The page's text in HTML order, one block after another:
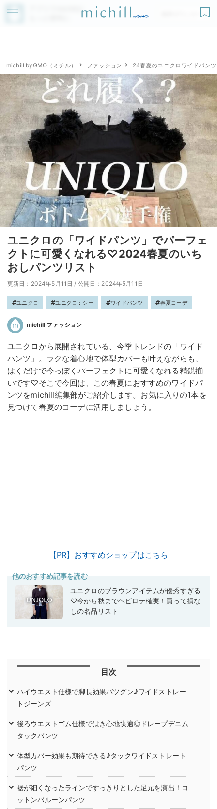
アプリでmichillが
無料ダウンロード
michill byGMO（ミチル） ファッション 24春夏のユニクロワイドパンツ
ユニクロの「ワイドパンツ」でパーフェ
クトに可愛くなれる♡2024春夏のいち
おしパンツリスト
更新日：2024年5月11日 / 公開日：2024年5月11日
ユニクロ ユニクロ：シー ワイドパンツ 春夏コーデ
michill ファッション
ユニクロから展開されている、今季トレンドの「ワイド
パンツ」。ラクな着心地で体型カバーも叶えながらも、
はくだけで今っぽくパーフェクトに可愛くなれる精鋭揃
いです♡そこで今回は、この春夏におすすめのワイドパ
ンツをmichill編集部がご紹介します。お気に入りの1本を
見つけて春夏のコーデに活用しましょう。
【PR】おすすめショップはこちら
他のおすすめ記事を読む
ユニクロのブラウンアイテムが優秀すぎる
♡今から秋までヘビロテ確実！買って損な
しの名品リスト
目次
ハイウエスト仕様で脚長効果バツグン♪ワイドストレー
トジーンズ
後ろウエストゴム仕様ではき心地快適◎ドレープデニム
タックパンツ
体型カバー効果も期待できる♪タックワイドストレート
パンツ
裾が細くなったラインですっきりとした足元を演出！コ
ットンバルーンパンツ